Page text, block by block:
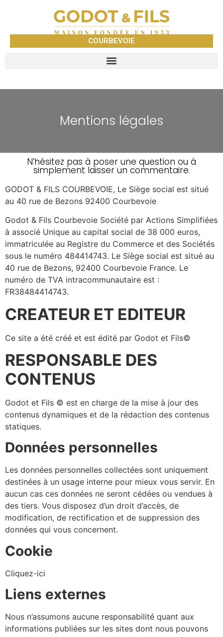
COURBEVOIE
Mentions légales
N’hésitez pas à poser une question ou à
simplement laisser un commentaire.
GODOT & FILS COURBEVOIE, Le Siège social est situé
au 40 rue de Bezons 92400 Courbevoie
Godot & Fils Courbevoie Société par Actions Simplifiées
à associé Unique au capital social de 38 000 euros,
immatriculée au Registre du Commerce et des Sociétés
sous le numéro 484414743. Le Siège social est situé au
40 rue de Bezons, 92400 Courbevoie France. Le
numéro de TVA intracommunautaire est :
FR38484414743.
CREATEUR ET EDITEUR
Ce site a été créé et est édité par Godot et Fils©
RESPONSABLE DES
CONTENUS
Godot et Fils © est en charge de la mise à jour des
contenus dynamiques et de la rédaction des contenus
statiques.
Données personnelles
Les données personnelles collectées sont uniquement
destinées à un usage interne pour mieux vous servir. En
aucun cas ces données ne seront cédées ou vendues à
des tiers. Vous disposez d’un droit d’accès, de
modification, de rectification et de suppression des
données qui vous concernent.
Cookie
Cliquez-ici
Liens externes
Nous n’assumons aucune responsabilité quant aux
informations publiées sur les sites dont nous pouvons